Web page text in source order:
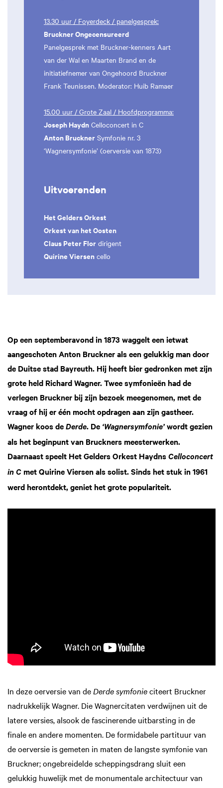
13.30 uur / Foyerdeck / panelgesprek:
Bruckner Ongecensureerd
Panelgesprek met Bruckner-kenners Aart
van der Wal en Maarten Brand en de
initiatiefnemer van Ongehoord Bruckner
Frank Teunissen. Moderator: Huib Ramaer
15.00 uur / Grote Zaal / Hoofdprogramma:
Joseph Haydn Celloconcert in C
Anton Bruckner Symfonie nr. 3
‘Wagnersymfonie’ (oerversie van 1873)
Uitvoerenden
Het Gelders Orkest
Orkest van het Oosten
Claus Peter Flor dirigent
Quirine Viersen cello
Op een septemberavond in 1873 waggelt een ietwat
aangeschoten Anton Bruckner als een gelukkig man door
de Duitse stad Bayreuth. Hij heeft bier gedronken met zijn
grote held Richard Wagner. Twee symfonieën had de
verlegen Bruckner bij zijn bezoek meegenomen, met de
vraag of hij er één mocht opdragen aan zijn gastheer.
Wagner koos de Derde. De ‘Wagnersymfonie’wordt gezien
als het beginpunt van Bruckners meesterwerken.
Daarnaast speelt Het Gelders Orkest Haydns Celloconcert
in C met Quirine Viersen als solist. Sinds het stuk in 1961
werd herontdekt, geniet het grote populariteit.
In deze oerversie van de Derde symfonieciteert Bruckner
nadrukkelijk Wagner. Die Wagnercitaten verdwijnen uit de
latere versies, alsook de fascinerende uitbarsting in de
finale en andere momenten. De formidabele partituur van
de oerversie is gemeten in maten de langste symfonie van
Bruckner; ongebreidelde scheppingsdrang sluit een
gelukkig huwelijk met de monumentale architectuur van